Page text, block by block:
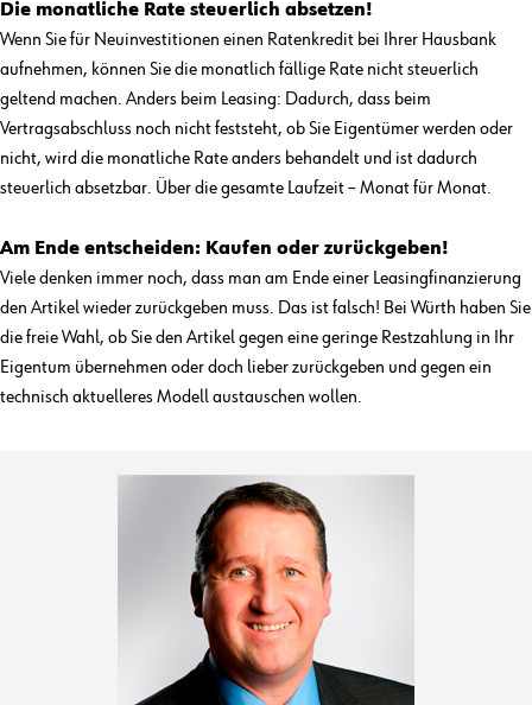
Die monatliche Rate steuerlich absetzen!
Wenn Sie für Neuinvestitionen einen Ratenkredit bei Ihrer Hausbank
aufnehmen, können Sie die monatlich fällige Rate nicht steuerlich
geltend machen. Anders beim Leasing: Dadurch, dass beim
Vertragsabschluss noch nicht feststeht, ob Sie Eigentümer werden oder
nicht, wird die monatliche Rate anders behandelt und ist dadurch
steuerlich absetzbar. Über die gesamte Laufzeit – Monat für Monat.
Am Ende entscheiden: Kaufen oder zurückgeben!
Viele denken immer noch, dass man am Ende einer Leasingfinanzierung
den Artikel wieder zurückgeben muss. Das ist falsch! Bei Würth haben Sie
die freie Wahl, ob Sie den Artikel gegen eine geringe Restzahlung in Ihr
Eigentum übernehmen oder doch lieber zurückgeben und gegen ein
technisch aktuelleres Modell austauschen wollen.